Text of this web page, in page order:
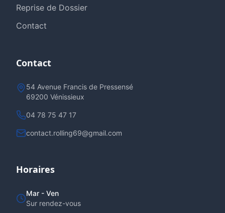
Reprise de Dossier
Contact
Contact
54 Avenue Francis de Pressensé
69200 Vénissieux
04 78 75 47 17
contact.rolling69@gmail.com
Horaires
Mar - Ven
Sur rendez-vous